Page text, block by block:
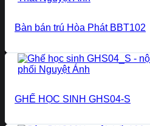
Bàn bán trú Hòa Phát BBT102
GHẾ HỌC SINH GHS04-S